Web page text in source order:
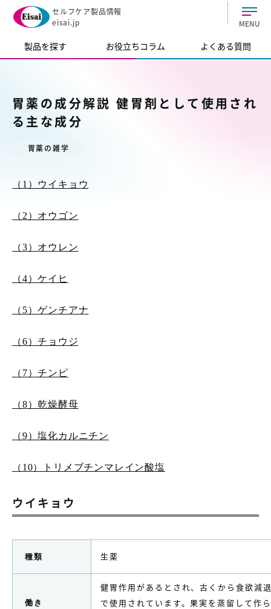
セルフケア製品情報
eisai.jp
MENU
製品を探す お役立ちコラム よくある質問
胃薬の成分解説 健胃剤として使用され
る主な成分
胃薬の雑学
（1）ウイキョウ
（2）オウゴン
（3）オウレン
（4）ケイヒ
（5）ゲンチアナ
（6）チョウジ
（7）チンピ
（8）乾燥酵母
（9）塩化カルニチン
（10）トリメブチンマレイン酸塩
ウイキョウ
種類 生薬
働き
健胃作用があるとされ、古くから食欲減
で使用されています。果実を蒸留して作